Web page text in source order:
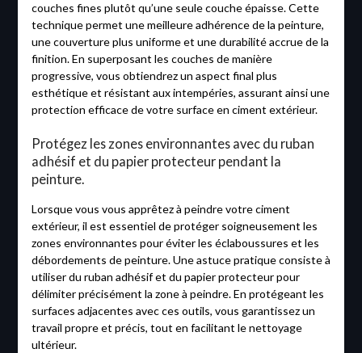
couches fines plutôt qu’une seule couche épaisse. Cette
technique permet une meilleure adhérence de la peinture,
une couverture plus uniforme et une durabilité accrue de la
finition. En superposant les couches de manière
progressive, vous obtiendrez un aspect final plus
esthétique et résistant aux intempéries, assurant ainsi une
protection efficace de votre surface en ciment extérieur.
Protégez les zones environnantes avec du ruban
adhésif et du papier protecteur pendant la
peinture.
Lorsque vous vous apprêtez à peindre votre ciment
extérieur, il est essentiel de protéger soigneusement les
zones environnantes pour éviter les éclaboussures et les
débordements de peinture. Une astuce pratique consiste à
utiliser du ruban adhésif et du papier protecteur pour
délimiter précisément la zone à peindre. En protégeant les
surfaces adjacentes avec ces outils, vous garantissez un
travail propre et précis, tout en facilitant le nettoyage
ultérieur.